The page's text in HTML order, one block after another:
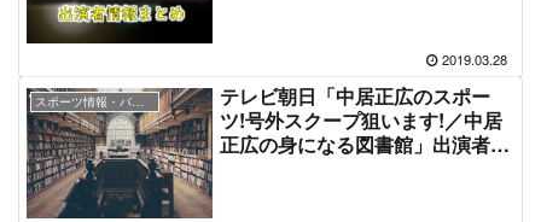
2019.03.28
スポーツ情報・バラエティ番組
テレビ朝日「中居正広のスポー
ツ!号外スクープ狙います!／中居
正広の身になる図書館」出演者&